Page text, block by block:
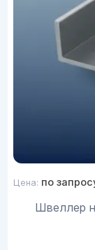
Цена: по
Швеллер